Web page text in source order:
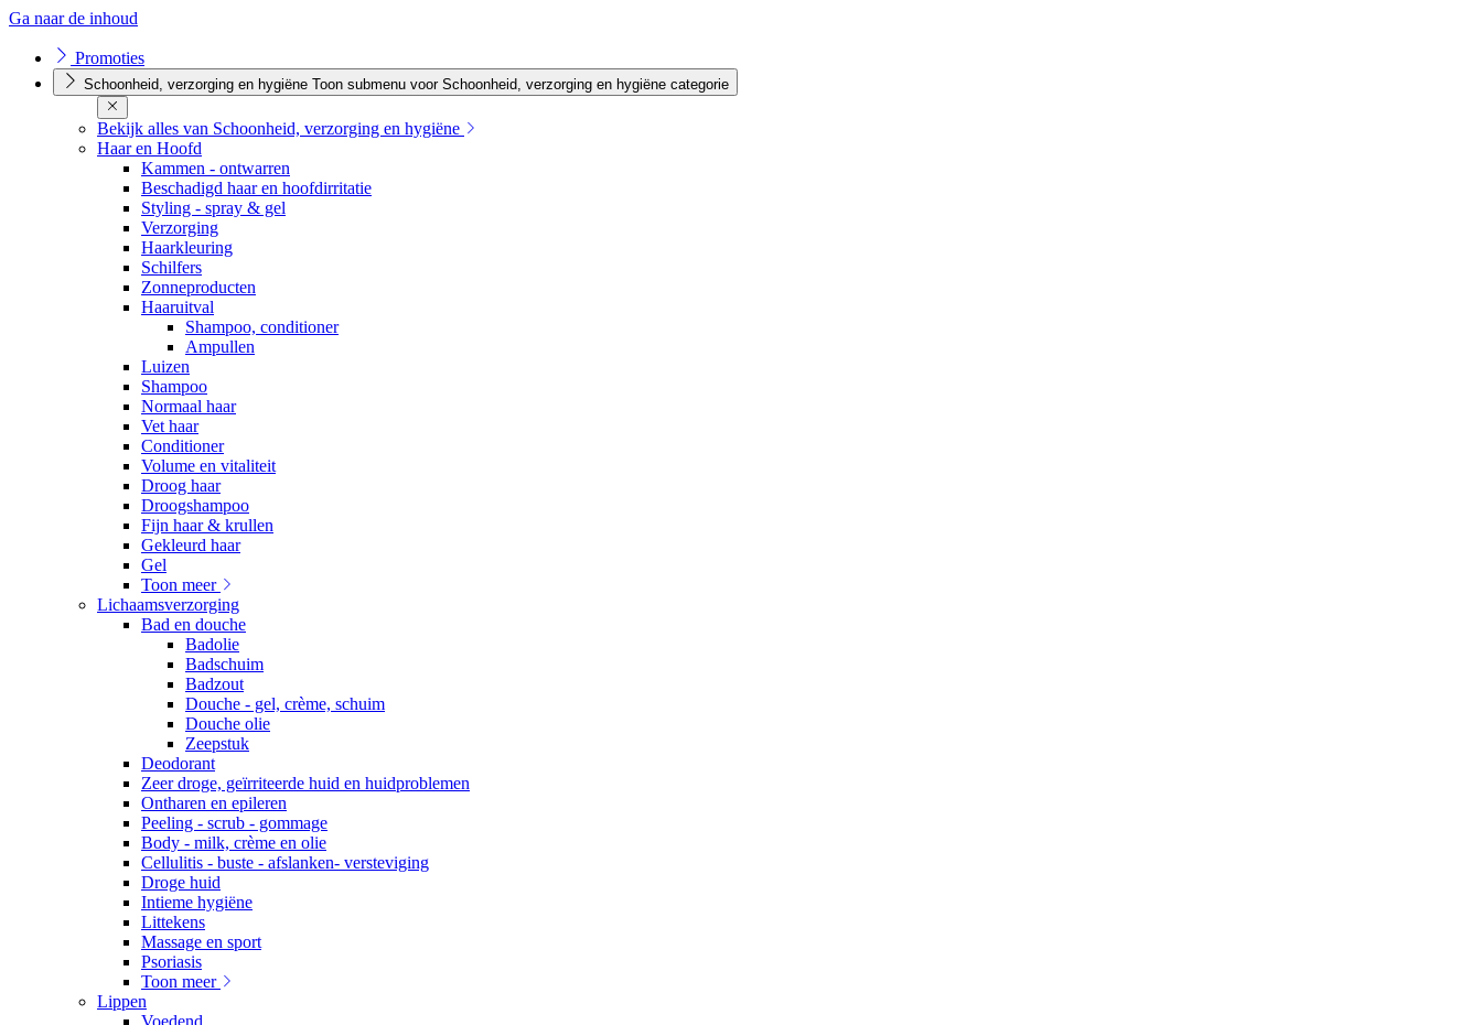
Ga naar de inhoud
Promoties
Schoonheid, verzorging en hygiëne Toon submenu voor Schoonheid, verzorging en hygiëne categorie
Bekijk alles van Schoonheid, verzorging en hygiëne
Haar en Hoofd
Kammen - ontwarren
Beschadigd haar en hoofdirritatie
Styling - spray & gel
Verzorging
Haarkleuring
Schilfers
Zonneproducten
Haaruitval
Shampoo, conditioner
Ampullen
Luizen
Shampoo
Normaal haar
Vet haar
Conditioner
Volume en vitaliteit
Droog haar
Droogshampoo
Fijn haar & krullen
Gekleurd haar
Gel
Toon meer
Lichaamsverzorging
Bad en douche
Badolie
Badschuim
Badzout
Douche - gel, crème, schuim
Douche olie
Zeepstuk
Deodorant
Zeer droge, geïrriteerde huid en huidproblemen
Ontharen en epileren
Peeling - scrub - gommage
Body - milk, crème en olie
Cellulitis - buste - afslanken- versteviging
Droge huid
Intieme hygiëne
Littekens
Massage en sport
Psoriasis
Toon meer
Lippen
Voedend